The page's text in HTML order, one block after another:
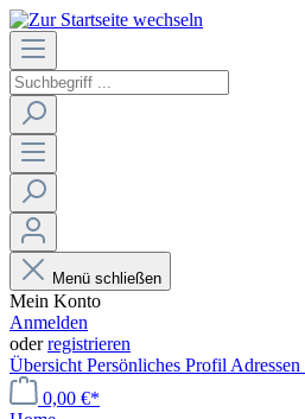
Menü schließen
Mein Konto
Anmelden
oderregistrieren
Übersicht Persönliches Profil Adressen
0,00 €*